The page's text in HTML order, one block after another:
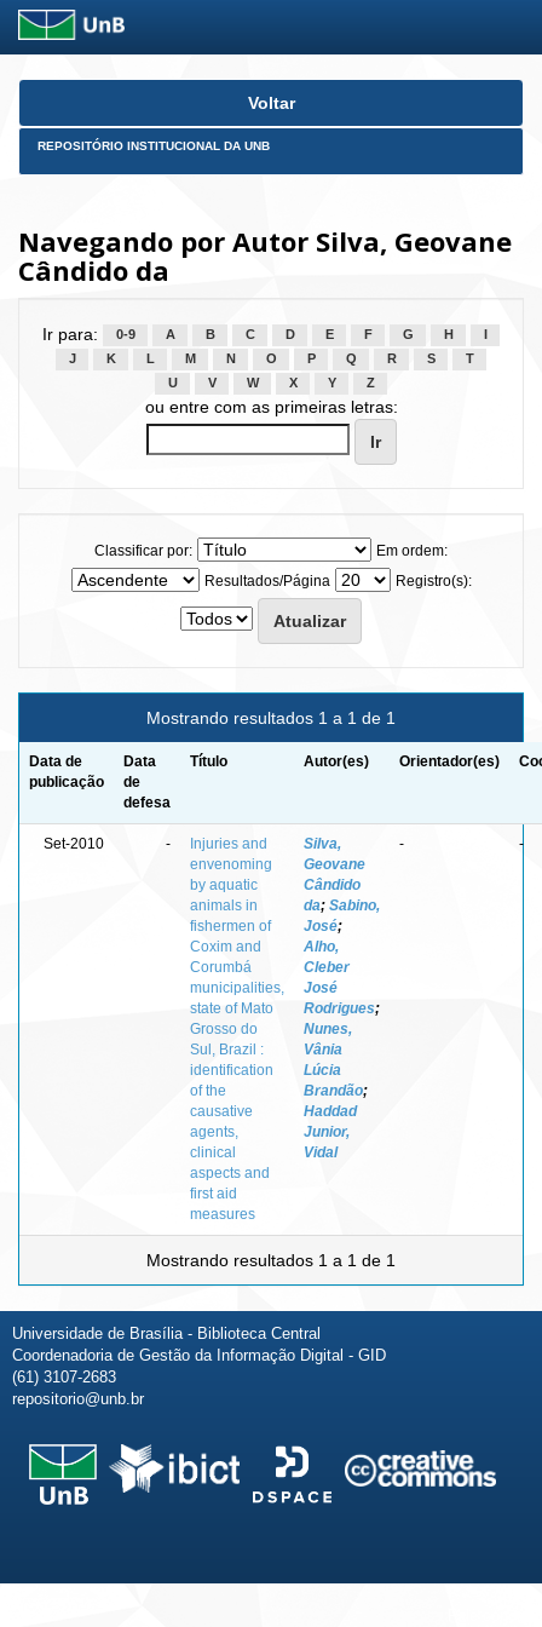
Skip
Voltar
REPOSITÓRIO INSTITUCIONAL DA UNB
Navegando por Autor Silva, Geovane
Cândido da
Ir para: 0-9 A B C D E F G H
J
K L M N O P Q R S
T
U
V W X Y Z
ou entre com as primeiras letras:
Classificar por:
Em ordem:
Resultados/Página
Registro(s):
Mostrando resultados 1 a 1 de 1
Data de
publicação
Data
de
defesa
Título Autor(es) Orientador(es)
Set-2010 -
Injuries and
envenoming
by aquatic
animals in
fishermen of
Coxim and
Corumbá
municipalities,
state of Mato
Grosso do
Sul, Brazil :
identification
of the
causative
agents,
clinical
aspects and
first aid
measures
Silva,
Geovane
Cândido
da; Sabino,
José;
Alho,
Cleber
José
Rodrigues;
Nunes,
Vânia
Lúcia
Brandão;
Haddad
Junior,
Vidal
- -
Mostrando resultados 1 a 1 de 1
Universidade de Brasília - Biblioteca Central
Coordenadoria de Gestão da Informação Digital - GID
(61) 3107-2683
repositorio@unb.br